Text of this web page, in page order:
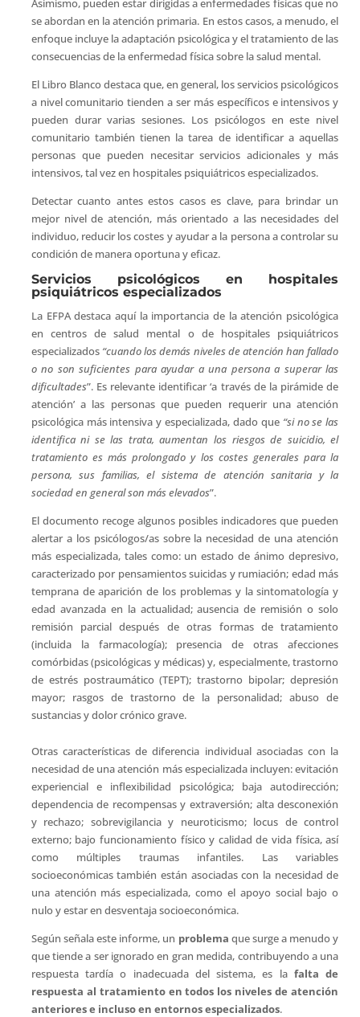
Asimismo, pueden estar dirigidas a enfermedades físicas que no
se abordan en la atención primaria. En estos casos, a menudo, el
enfoque incluye la adaptación psicológica y el tratamiento de las
consecuencias de la enfermedad física sobre la salud mental.
El Libro Blanco destaca que, en general, los servicios psicológicos
a nivel comunitario tienden a ser más específicos e intensivos y
pueden durar varias sesiones. Los psicólogos en este nivel
comunitario también tienen la tarea de identificar a aquellas
personas que pueden necesitar servicios adicionales y más
intensivos, tal vez en hospitales psiquiátricos especializados.
Detectar cuanto antes estos casos es clave, para brindar un
mejor nivel de atención, más orientado a las necesidades del
individuo, reducir los costes y ayudar a la persona a controlar su
condición de manera oportuna y eficaz.
Servicios psicológicos en hospitales
psiquiátricos especializados
La EFPA destaca aquí la importancia de la atención psicológica
en centros de salud mental o de hospitales psiquiátricos
especializados “cuando los demás niveles de atención han fallado
o no son suficientes para ayudar a una persona a superar las
dificultades”. Es relevante identificar ‘a través de la pirámide de
atención’ a las personas que pueden requerir una atención
psicológica más intensiva y especializada, dado que “si no se las
identifica ni se las trata, aumentan los riesgos de suicidio, el
tratamiento es más prolongado y los costes generales para la
persona, sus familias, el sistema de atención sanitaria y la
sociedad en general son más elevados”.
El documento recoge algunos posibles indicadores que pueden
alertar a los psicólogos/as sobre la necesidad de una atención
más especializada, tales como: un estado de ánimo depresivo,
caracterizado por pensamientos suicidas y rumiación; edad más
temprana de aparición de los problemas y la sintomatología y
edad avanzada en la actualidad; ausencia de remisión o solo
remisión parcial después de otras formas de tratamiento
(incluida la farmacología); presencia de otras afecciones
comórbidas (psicológicas y médicas) y, especialmente, trastorno
de estrés postraumático (TEPT); trastorno bipolar; depresión
mayor; rasgos de trastorno de la personalidad; abuso de
sustancias y dolor crónico grave.
Otras características de diferencia individual asociadas con la
necesidad de una atención más especializada incluyen: evitación
experiencial e inflexibilidad psicológica; baja autodirección;
dependencia de recompensas y extraversión; alta desconexión
y rechazo; sobrevigilancia y neuroticismo; locus de control
externo; bajo funcionamiento físico y calidad de vida física, así
como múltiples traumas infantiles. Las variables
socioeconómicas también están asociadas con la necesidad de
una atención más especializada, como el apoyo social bajo o
nulo y estar en desventaja socioeconómica.
Según señala este informe, un problema que surge a menudo y
que tiende a ser ignorado en gran medida, contribuyendo a una
respuesta tardía o inadecuada del sistema, es la falta de
respuesta al tratamiento en todos los niveles de atención
anteriores e incluso en entornos especializados.